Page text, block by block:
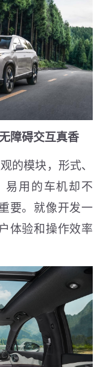
障碍交互真香
的模块，形式、
易用的车机却不
要。就像开发一
体验和操作效率